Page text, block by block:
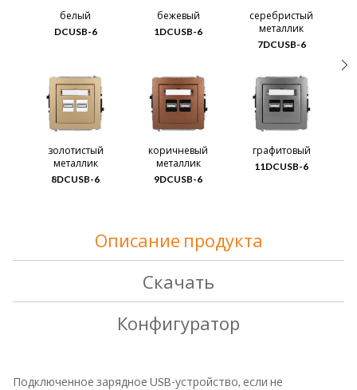
белый
DCUSB-6
бежевый
1DCUSB-6
серебристый
металлик
7DCUSB-6
золотистый
металлик
8DCUSB-6
коричневый
металлик
9DCUSB-6
графитовый
11DCUSB-6
Описание продукта
Скачать
Конфигуратор
Подключенное зарядное USB-устройство, если не